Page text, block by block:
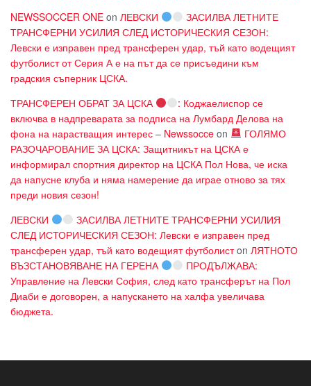
NEWSSOCCER ONE on ЛЕВСКИ
ЗАСИЛВА ЛЕТНИТЕ
ТРАНСФЕРНИ УСИЛИЯ СЛЕД ИСТОРИЧЕСКИЯ СЕЗОН:
Левски е изправен пред трансферен удар, тъй като водещият
футболист от Серия А е на път да се присъедини към
градския съперник ЦСКА.
ТРАНСФЕРЕН ОБРАТ ЗА ЦСКА
: Коджаелиспор се
включва в надпреварата за подписа на Лумбард Делова на
фона на нарастващия интерес – Newssocce on
ГОЛЯМО
РАЗОЧАРОВАНИЕ ЗА ЦСКА: Защитникът на ЦСКА е
информирал спортния директор на ЦСКА Пол Нова, че иска
да напусне клуба и няма намерение да играе отново за тях
преди новия сезон!
ЛЕВСКИ
ЗАСИЛВА ЛЕТНИТЕ ТРАНСФЕРНИ УСИЛИЯ
СЛЕД ИСТОРИЧЕСКИЯ СЕЗОН: Левски е изправен пред
трансферен удар, тъй като водещият футболистon ЛЯТНОТО
ВЪЗСТАНОВЯВАНЕ НА ГЕРЕНА
ПРОДЪЛЖАВА:
Управление на Левски София, след като трансферът на Пол
Диаби е договорен, а напускането на халфа увеличава
бюджета.